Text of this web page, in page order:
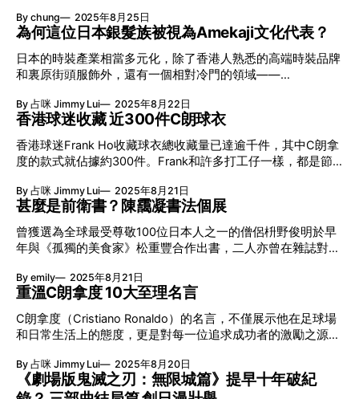
個人的思考或創意想法。以自己為主角——鬍子加上圓框眼鏡
的模樣，再加上簡單句子，他形容為「圖文並茂的箴言」。表
達形式有如英國藝術家David Shrigley的作品，只是少了諷刺
意味，反增添了哲學意識。「我想每天都拿著鉛筆。」喜歡繪
畫的他更曾言繪畫是讓Michele De Lucchi決定成為建築師的主
間最短的路程來自於手。」- Michele De Lucc
《Tokyo Melody》亦瞄向世界市場，電影配樂技驚四座，才
華橫溢+靚仔有型，《東京旋律》中的坂本龍一，絕對可以用
「要風得風，要雨得雨」來形容。今年適逢本紀錄片誕生40週
年，4K版本亦在香港上映，放映場次不多，但場埸爆滿，大家
要把握入場機會。 1986年·香港曾經限定放映 今天《坂本龍
一：東京旋律》在香港上映成功，其實早在39年前，此片便曾
在香港放映兩場，而且當年亦是一票難求。據樂評人
際電影節」首映，當時本片中文名只叫作《坂本龍一》。而由
於影片長度太短關係（片長62分鐘），主辦單位便將德國舞蹈
By chung 2025年8月25日
為何這位日本銀髮族被視為Amekaji文化代表？
日本的時裝產業相當多元化，除了香港人熟悉的高端時裝品牌
和裏原街頭服飾外，還有一個相對冷門的領域——
Casual）。這風格是日本人對美國經典時尚的再造與包裝，展
現出對經典與復古的獨特品味。 在Amekaji圈子中，最具代表
性的名字非Toys McCoy的創辦人兼潮流雜誌御用的殿堂級插
畫師岡本博（Hiroshi Okamoto）莫屬。因為對古董電單車和
美國文化的熱愛，在90年代創立了服飾品牌開始在日本推廣美
式復古文化，並成為Amekaji領域的佼佼者。 日本潮流雜誌御
用 殿堂級插畫師岡本博 在成立個人服飾品牌前，岡本博是一
80年代，他長期為日本潮流雜誌《POPEYE》繪製封面和內
頁。隨著後來個人品牌的成立，他便沿用這風格創作A-2空軍
到大師級的水準。 創立Amekaji風格的服飾品牌 Amekaji（ア
メカジ）是指美式休閒風格（American Casual），即日本人
經過消化後重新包裝的美國經典時裝，具有偏
By 占咪 Jimmy Lui 2025年8月22日
香港球迷收藏 近300件C朗球衣
香港球迷Frank Ho收藏球衣總收藏量已達逾千件，其中C朗拿
度的款式就佔據約300件。Frank和許多打工仔一樣，都是節
輩，更認識了球衣店的朋友，且給予不少寶貴的收藏意見。藉
著C朗的訪港，Frank在近日於網路上公開了他的C朗球衣收
藏，希望能將這份熱愛傳遞給C朗，讓C朗看到香港球迷對他
的支持與喜愛。 C朗狂迷17年收藏球衣之旅 現年39歲的香港
球迷Frank於2008年開始收藏球衣，第一件是C朗拿度在曼聯
的歐聯決賽版本。作為一名球迷，Frank對曼聯的熱愛源自於
碧咸，而隨著C朗的出現，Frank對曼聯的熱情更加高漲。
聯，並在首場比賽中出場，其技術和風采令Frank著迷。C朗
身穿曼聯傳奇的7號球衣，讓Frank對他的崇拜更是與日俱增。
條件有限，無法負擔正版的球衣，只能購買一件冒牌貨，但這
也讓Frank感到非常快樂。這種簡單的快樂陪伴Frank渡過了整
By 占咪 Jimmy Lui 2025年8月21日
甚麼是前衛書？陳靄凝書法個展
曾獲選為全球最受尊敬100位日本人之一的僧侶枡野俊明於早
年與《孤獨的美食家》松重豐合作出書，二人亦曾在雜誌對談
是一種心靈自由、不受任何事物牽絆的狀態，我稱之為『心的
新陳代謝』。」本地書法家陳靄凝讀過枡野俊明的《小小的覺
悟》後深有感悟，今年7月有機會跟本尊會面，閒談時也獲贈
「無心」二字。無心，成了她最近個展的靈魂。 追求平衡的
12種寫法 「無心」二字在陳靄凝的個展中出現了12次之多，
「無心即一個沒有分別之心，只是專注做好當下應該要做的
事。」陳靄凝在放鬆的狀態下一口氣寫下11款「無心」拼湊出
來的效果，最後選擇以一柔一實的配搭、用上3公斤毛筆寫出
By emily 2025年8月21日
重溫C朗拿度 10大至理名言
C朗拿度（Cristiano Ronaldo）的名言，不僅展示他在足球場
和日常生活上的態度，更是對每一位追求成功者的激勵之源。
的成就。 作為歷史上最受尊敬的運動員之一，C朗的信念圍繞
著決心、努力和韌性，讓我們一起來回顧他其中10句名言，這
By 占咪 Jimmy Lui 2025年8月20日
《劇場版鬼滅之刃：無限城篇》提早十年破紀